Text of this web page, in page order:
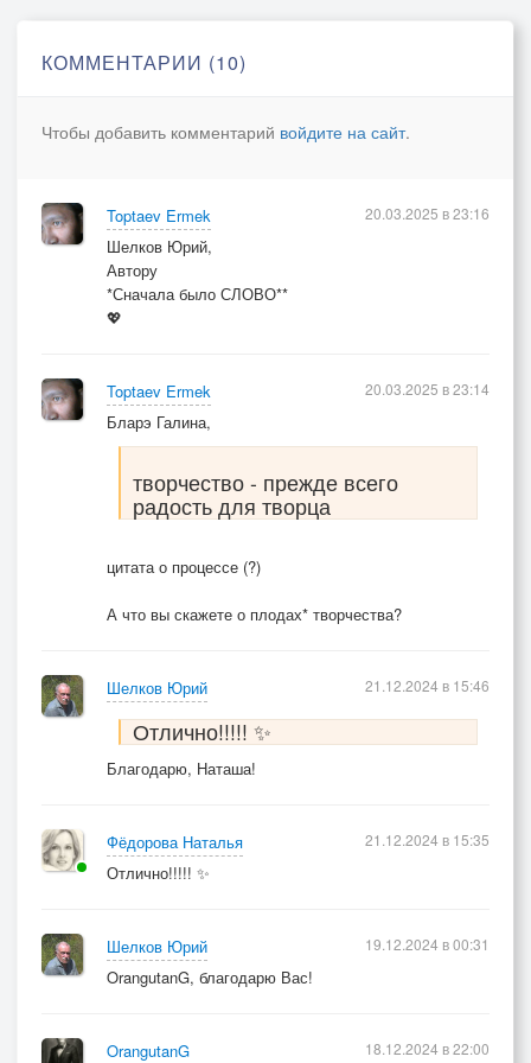
КОММЕНТАРИИ (10)
Чтобы добавить комментарий войдите на сайт.
Toptaev Ermek
Шелков Юрий,
Автору
*Сначала было СЛОВО**
💖
20.03.2025 в 23:16
Toptaev Ermek
Бларэ Галина,
творчество - прежде всего
радость для творца
цитата о процессе (?)
А что вы скажете о плодах* творчества?
20.03.2025 в 23:14
Шелков Юрий
Отлично!!!!! ✨
Благодарю, Наташа!
21.12.2024 в 15:46
Фёдорова Наталья
Отлично!!!!! ✨
21.12.2024 в 15:35
Шелков Юрий
OrangutanG, благодарю Вас!
19.12.2024 в 00:31
OrangutanG 18.12.2024 в 22:00